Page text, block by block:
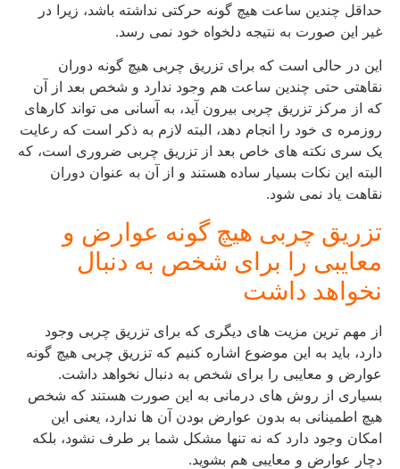
حداقل چندین ساعت هیچ گونه حرکتی نداشته باشد، زیرا در
غیر این صورت به نتیجه دلخواه خود نمی رسد.
این در حالی است که برای تزریق چربی هیچ گونه دوران
نقاهتی حتی چندین ساعت هم وجود ندارد و شخص بعد از آن
که از مرکز تزریق چربی بیرون آید، به آسانی می تواند کارهای
روزمره ی خود را انجام دهد، البته لازم به ذکر است که رعایت
یک سری نکته های خاص بعد از تزریق چربی ضروری است، که
البته این نکات بسیار ساده هستند و از آن به عنوان دوران
نقاهت یاد نمی شود.
تزریق چربی هیچ گونه عوارض و
معایبی را برای شخص به دنبال
نخواهد داشت
از مهم ترین مزیت های دیگری که برای تزریق چربی وجود
دارد، باید به این موضوع اشاره کنیم که تزریق چربی هیچ گونه
عوارض و معایبی را برای شخص به دنبال نخواهد داشت.
بسیاری از روش های درمانی به این صورت هستند که شخص
هیچ اطمینانی به بدون عوارض بودن آن ها ندارد، یعنی این
امکان وجود دارد که نه تنها مشکل شما بر طرف نشود، بلکه
دچار عوارض و معایبی هم بشوید.